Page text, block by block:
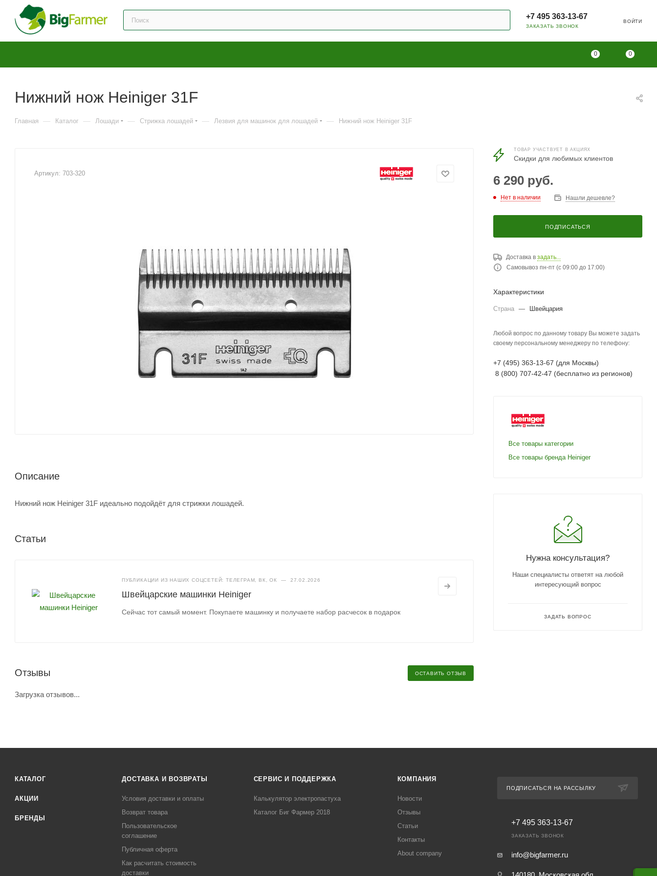
+7 495 363-13-67
ЗАКАЗАТЬ ЗВОНОК
ВОЙТИ
0 0
Нижний нож Heiniger 31F
Главная — Каталог — Лошади — Стрижка лошадей — Лезвия для машинок для лошадей — Нижний нож Heiniger 31F
Артикул: 703-320
Описание
Нижний нож Heiniger 31F идеально подойдёт для стрижки лошадей.
Статьи
ПУБЛИКАЦИИ ИЗ НАШИХ СОЦСЕТЕЙ: ТЕЛЕГРАМ, ВК, ОК — 27.02.2026
Швейцарские машинки Heiniger
Сейчас тот самый момент. Покупаете машинку и получаете набор расчесок в подарок
Отзывы ОСТАВИТЬ ОТЗЫВ
Загрузка отзывов...
ТОВАР УЧАСТВУЕТ В АКЦИЯХ
Скидки для любимых клиентов
6 290 руб.
Нет в наличии Нашли дешевле?
ПОДПИСАТЬСЯ
Доставка в задать...
Самовывоз пн-пт (с 09:00 до 17:00)
Характеристики
Страна — Швейцария
Любой вопрос по данному товару Вы можете задать
своему персональному менеджеру по телефону:
+7 (495) 363-13-67 (для Москвы)
8 (800) 707-42-47 (бесплатно из регионов)
Все товары категории
Все товары бренда Heiniger
Нужна консультация?
Наши специалисты ответят на любой
интересующий вопрос
ЗАДАТЬ ВОПРОС
КАТАЛОГ
АКЦИИ
БРЕНДЫ
ДОСТАВКА И ВОЗВРАТЫ
Условия доставки и оплаты
Возврат товара
Пользовательское
соглашение
Публичная оферта
Как расчитать стоимость
доставки
СЕРВИС И ПОДДЕРЖКА
Калькулятор электропастуха
Каталог Биг Фармер 2018
КОМПАНИЯ
Новости
Отзывы
Статьи
Контакты
About company
ПОДПИСАТЬСЯ НА РАССЫЛКУ
+7 495 363-13-67
ЗАКАЗАТЬ ЗВОНОК
info@bigfarmer.ru